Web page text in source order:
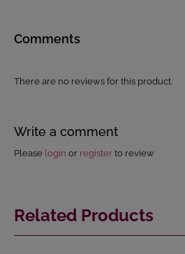
Comments
There are no reviews for this product.
Write a comment
Please login or register to review
Related Products